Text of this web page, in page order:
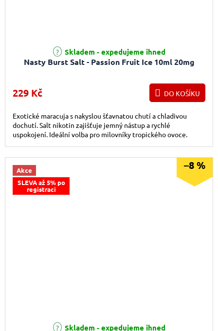
Nasty Burst Salt - Passion Fruit Ice 10ml 20mg
Skladem - expedujeme ihned
229 Kč DO KOŠÍKU
Exotické maracuja s nakyslou šťavnatou chutí a chladivou
dochutí. Salt nikotin zajišťuje jemný nástup a rychlé
uspokojení. Ideální volba pro milovníky tropického ovoce.
Akce
SLEVA až 5% po
registraci
–8 %
Skladem - expedujeme ihned